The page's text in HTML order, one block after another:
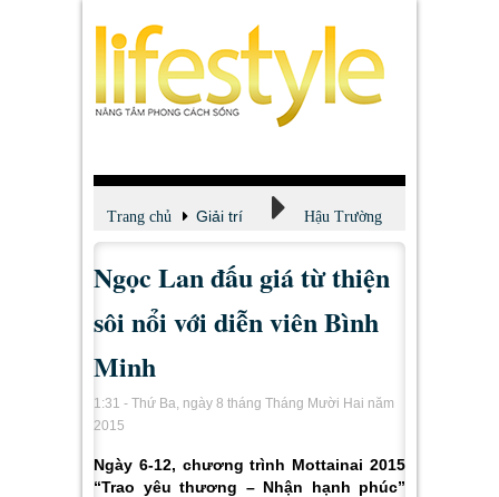
Trang chủ Giải trí Hậu Trường
Ngọc Lan đấu giá từ thiện
sôi nổi với diễn viên Bình
Minh
1:31 - Thứ Ba, ngày 8 tháng Tháng Mười Hai năm
2015
Ngày 6-12, chương trình Mottainai 2015
“Trao yêu thương – Nhận hạnh phúc”